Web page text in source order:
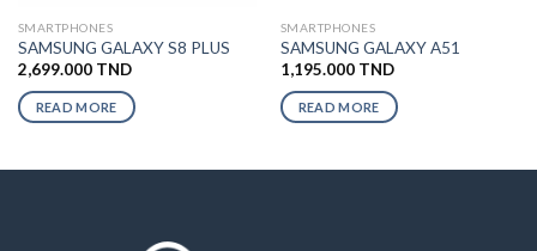
SMARTPHONES
SAMSUNG GALAXY S8 PLUS
2,699.000 TND
READ MORE
SMARTPHONES
SAMSUNG GALAXY A51
1,195.000 TND
READ MORE